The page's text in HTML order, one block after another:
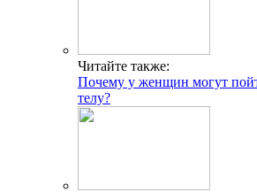
Читайте также:
Почему у женщин могут
телу?